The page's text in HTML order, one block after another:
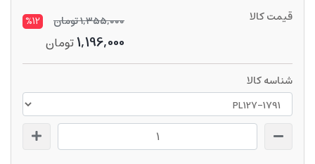
قیمت کالا
1,355,000تومان %12
1,196,000تومان
شناسه کالا